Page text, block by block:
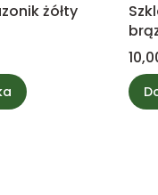
żółty